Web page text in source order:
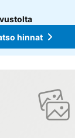
hinnat